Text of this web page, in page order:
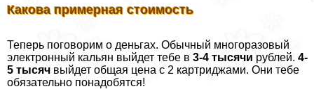
Какова примерная стоимость
Теперь поговорим о деньгах. Обычный многоразовый
электронный кальян выйдет тебе в 3-4 тысячи рублей. 4-
5 тысяч выйдет общая цена с 2 картриджами. Они тебе
обязательно понадобятся!